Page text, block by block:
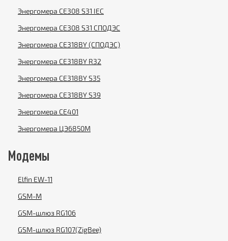
Энергомера CE308 S31 IEC
Энергомера CE308 S31 СПОДЭС
Энергомера CE318BY (СПОДЭС)
Энергомера CE318BY R32
Энергомера CE318BY S35
Энергомера CE318BY S39
Энергомера CE401
Энергомера ЦЭ6850М
Модемы
Elfin EW-11
GSM-M
GSM-шлюз RG106
GSM-шлюз RG107(ZigBee)